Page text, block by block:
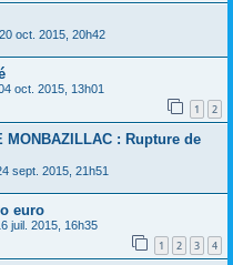
oct. 2015, 20h42
oct. 2015, 13h01
1 2
MONBAZILLAC : Rupture de
sept. 2015, 21h51
euro
juil. 2015, 16h35
1 2 3 4